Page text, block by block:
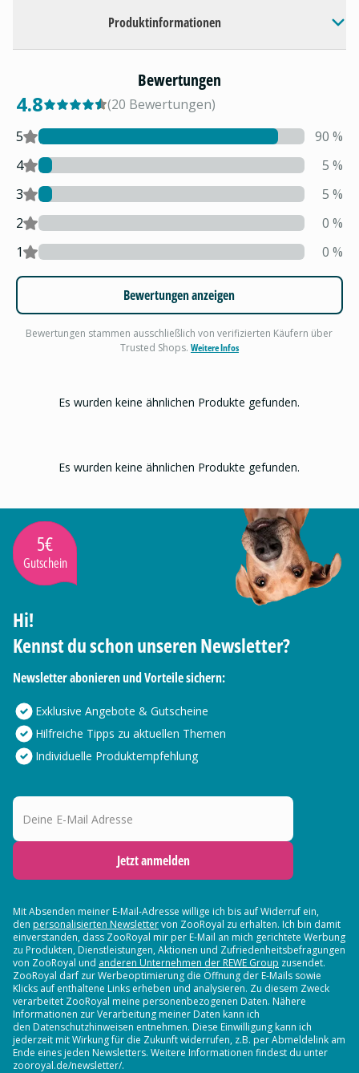
Produktinformationen
Bewertungen
4.8 (20 Bewertungen)
5
90 %
4
5 %
3
5 %
2
0 %
1
0 %
Bewertungen anzeigen
Bewertungen stammen ausschließlich von verifizierten Käufern über
Trusted Shops. Weitere Infos
Es wurden keine ähnlichen Produkte gefunden.
Es wurden keine ähnlichen Produkte gefunden.
5€
Gutschein
Hi!
Kennst du schon unseren Newsletter?
Newsletter abonieren und Vorteile sichern:
Exklusive Angebote & Gutscheine
Hilfreiche Tipps zu aktuellen Themen
Individuelle Produktempfehlung
Deine E-Mail Adresse
Jetzt anmelden
Mit Absenden meiner E-Mail-Adresse willige ich bis auf Widerruf ein,
den personalisierten Newslettervon ZooRoyal zu erhalten. Ich bin damit
einverstanden, dass ZooRoyal mir per E-Mail an mich gerichtete Werbung
zu Produkten, Dienstleistungen, Aktionen und Zufriedenheitsbefragungen
von ZooRoyal und anderen Unternehmen der REWE Group zusendet.
ZooRoyal darf zur Werbeoptimierung die Öffnung der E-Mails sowie
Klicks auf enthaltene Links erheben und analysieren. Zu diesem Zweck
verarbeitet ZooRoyal meine personenbezogenen Daten. Nähere
Informationen zur Verarbeitung meiner Daten kann ich
den Datenschutzhinweisen entnehmen. Diese Einwilligung kann ich
jederzeit mit Wirkung für die Zukunft widerrufen, z.B. per Abmeldelink am
Ende eines jeden Newsletters. Weitere Informationen findest du unter
zooroyal.de/newsletter/.